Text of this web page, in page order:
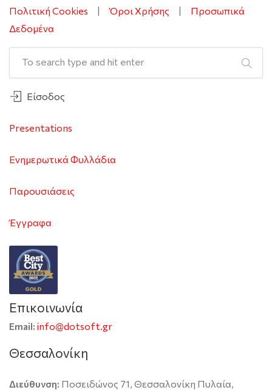
Πολιτική Cookies |Όροι Χρήσης | Προσωπικά
Δεδομένα
Είσοδος
Presentations
Ενημερωτικά Φυλλάδια
Παρουσιάσεις
Έγγραφα
Επικοινωνία
Email: info@dotsoft.gr
Θεσσαλονίκη
Διεύθυνση: Ποσειδώνος 71, Θεσσαλονίκη Πυλαία,